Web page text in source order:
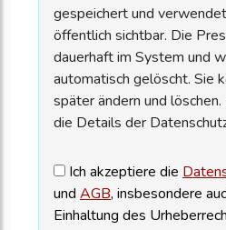
gespeichert und
öffentlich sichtbar. Die
dauerhaft im System und
automatisch gelöscht. Sie
später ändern und
die Details der
Ich akzeptiere die
und AGB, insbesondere
Einhaltung des